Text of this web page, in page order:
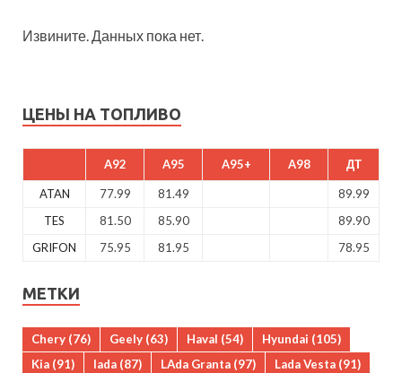
Извините. Данных пока нет.
ЦЕНЫ НА ТОПЛИВО
A92 A95 A95+ A98 ДТ
ATAN 77.99 81.49
89.99
TES
81.50 85.90
89.90
GRIFON
75.95 81.95 78.95
МЕТКИ
Chery (76) Geely (63) Haval (54) Hyundai (105)
Kia (91) lada (87) LAda Granta (97) Lada Vesta (91)